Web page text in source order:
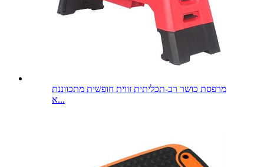
מרפסת כושר רב-תכליתית זווית חופשית מתכווננת
א...